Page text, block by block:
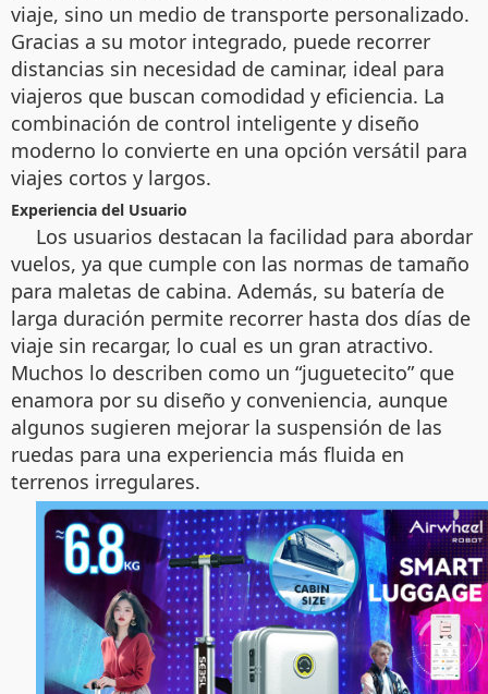
viaje, sino un medio de transporte personalizado.
Gracias a su motor integrado, puede recorrer
distancias sin necesidad de caminar, ideal para
viajeros que buscan comodidad y eficiencia. La
combinación de control inteligente y diseño
moderno lo convierte en una opción versátil para
viajes cortos y largos.
Experiencia del Usuario
Los usuarios destacan la facilidad para abordar
vuelos, ya que cumple con las normas de tamaño
para maletas de cabina. Además, su batería de
larga duración permite recorrer hasta dos días de
viaje sin recargar, lo cual es un gran atractivo.
Muchos lo describen como un “juguetecito” que
enamora por su diseño y conveniencia, aunque
algunos sugieren mejorar la suspensión de las
ruedas para una experiencia más fluida en
terrenos irregulares.